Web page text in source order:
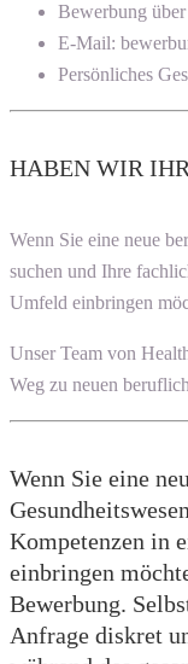
Bewerbung
E-Mail:
Persönliches
HABEN WIR
Wenn Sie eine neue
suchen und Ihre
Umfeld einbringen
Unser Team von
Weg zu neuen
Wenn Sie eine
Kompetenzen in
einbringen
Bewerbung.
Anfrage diskret